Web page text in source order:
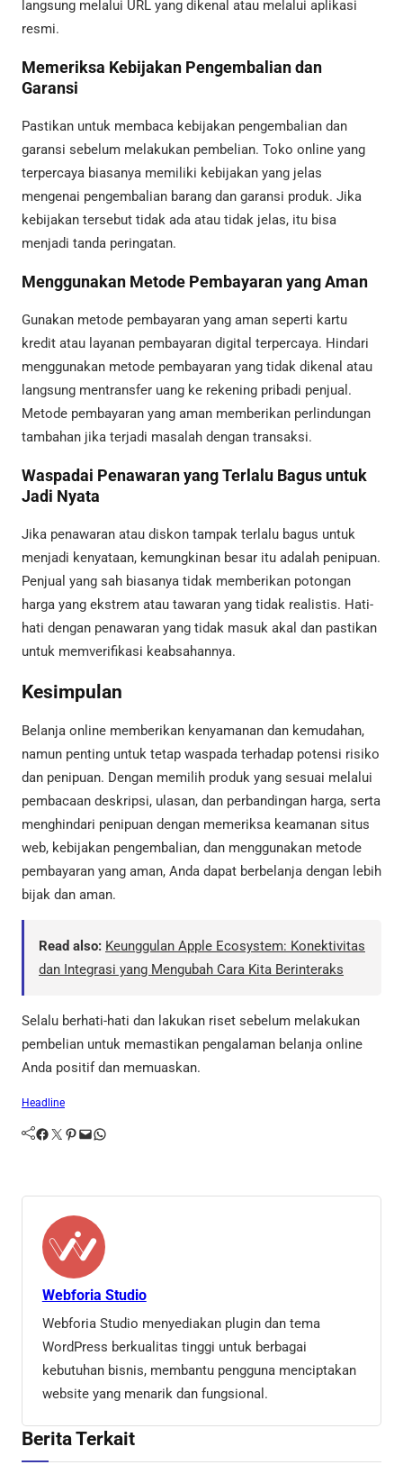
langsung melalui URL yang dikenal atau melalui aplikasi
resmi.
Memeriksa Kebijakan Pengembalian dan
Garansi
Pastikan untuk membaca kebijakan pengembalian dan
garansi sebelum melakukan pembelian. Toko online yang
terpercaya biasanya memiliki kebijakan yang jelas
mengenai pengembalian barang dan garansi produk. Jika
kebijakan tersebut tidak ada atau tidak jelas, itu bisa
menjadi tanda peringatan.
Menggunakan Metode Pembayaran yang Aman
Gunakan metode pembayaran yang aman seperti kartu
kredit atau layanan pembayaran digital terpercaya. Hindari
menggunakan metode pembayaran yang tidak dikenal atau
langsung mentransfer uang ke rekening pribadi penjual.
Metode pembayaran yang aman memberikan perlindungan
tambahan jika terjadi masalah dengan transaksi.
Waspadai Penawaran yang Terlalu Bagus untuk
Jadi Nyata
Jika penawaran atau diskon tampak terlalu bagus untuk
menjadi kenyataan, kemungkinan besar itu adalah penipuan.
Penjual yang sah biasanya tidak memberikan potongan
harga yang ekstrem atau tawaran yang tidak realistis. Hati-
hati dengan penawaran yang tidak masuk akal dan pastikan
untuk memverifikasi keabsahannya.
Kesimpulan
Belanja online memberikan kenyamanan dan kemudahan,
namun penting untuk tetap waspada terhadap potensi risiko
dan penipuan. Dengan memilih produk yang sesuai melalui
pembacaan deskripsi, ulasan, dan perbandingan harga, serta
menghindari penipuan dengan memeriksa keamanan situs
web, kebijakan pengembalian, dan menggunakan metode
pembayaran yang aman, Anda dapat berbelanja dengan lebih
bijak dan aman.
Read also: Keunggulan Apple Ecosystem: Konektivitas
dan Integrasi yang Mengubah Cara Kita Berinteraks
Selalu berhati-hati dan lakukan riset sebelum melakukan
pembelian untuk memastikan pengalaman belanja online
Anda positif dan memuaskan.
Headline
Facebook Twitter Pinterest Mail WhatsApp
Webforia Studio
Webforia Studio menyediakan plugin dan tema
WordPress berkualitas tinggi untuk berbagai
kebutuhan bisnis, membantu pengguna menciptakan
website yang menarik dan fungsional.
Berita Terkait